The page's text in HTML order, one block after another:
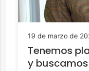
19 de marzo de
Tenemos
y